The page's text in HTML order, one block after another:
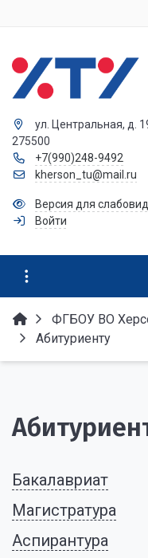
ул. Центральная, д.
275500
+7(990)248-9492
kherson_tu@mail.ru
Версия для
Войти
ФГБОУ ВО
Абитуриенту
Бакалавриат
Магистратура
Аспирантура